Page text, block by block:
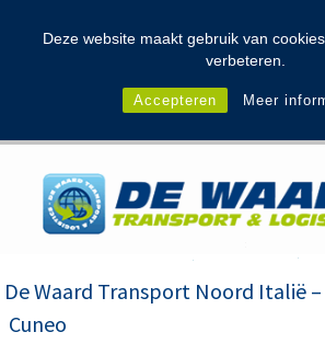
Deze website maakt gebruik van
verbeteren.
Accepteren Meer
De Waard Transport Noord Italië
Cuneo